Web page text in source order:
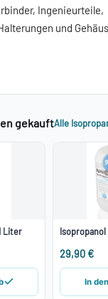
Ingenieurteile,
und
gekauftAlle
Liter
29,90 €
In